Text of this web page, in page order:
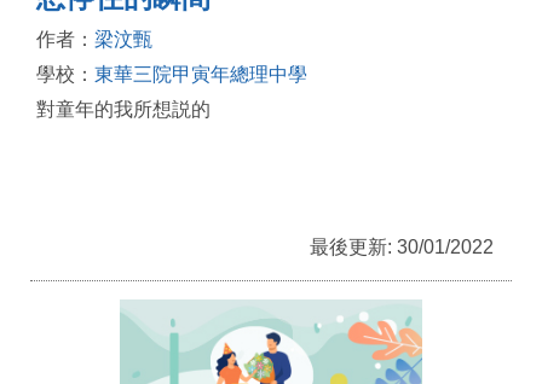
作者： 梁汶甄
學校： 東華三院甲寅年總理中學
對童年的我所想説的
最後更新: 30/01/2022